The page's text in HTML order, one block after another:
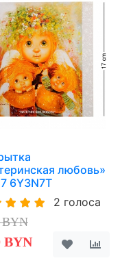
любовь»
6Y3N7T
2 голоса
BYN
BYN